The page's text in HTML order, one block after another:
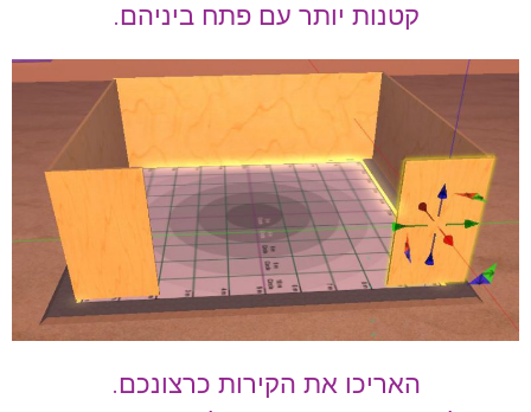
קטנות יותר עם פתח ביניהם.
האריכו את הקירות כרצונכם.